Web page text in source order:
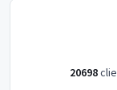
20698